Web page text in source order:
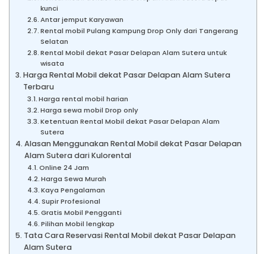
kunci
Antar jemput Karyawan
Rental mobil Pulang Kampung Drop Only dari Tangerang
Selatan
Rental Mobil dekat Pasar Delapan Alam Sutera untuk
wisata
Harga Rental Mobil dekat Pasar Delapan Alam Sutera
Terbaru
Harga rental mobil harian
Harga sewa mobil Drop only
Ketentuan Rental Mobil dekat Pasar Delapan Alam
Sutera
Alasan Menggunakan Rental Mobil dekat Pasar Delapan
Alam Sutera dari Kulorental
Online 24 Jam
Harga Sewa Murah
Kaya Pengalaman
Supir Profesional
Gratis Mobil Pengganti
Pilihan Mobil lengkap
Tata Cara Reservasi Rental Mobil dekat Pasar Delapan
Alam Sutera